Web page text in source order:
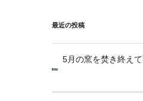
最近の投稿
5月の窯を焚き終え